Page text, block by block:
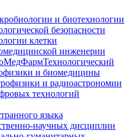
и биотехнологии
безопасности
клетки
инженерии
и биомедицины
и радиоастрономии
технологий
языка
научных дисциплин